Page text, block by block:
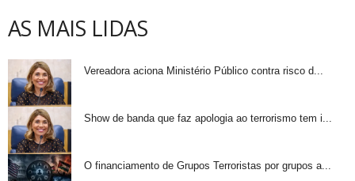
AS MAIS LIDAS
Vereadora aciona Ministério Público contra risco d...
Show de banda que faz apologia ao terrorismo tem i...
O financiamento de Grupos Terroristas por grupos a...